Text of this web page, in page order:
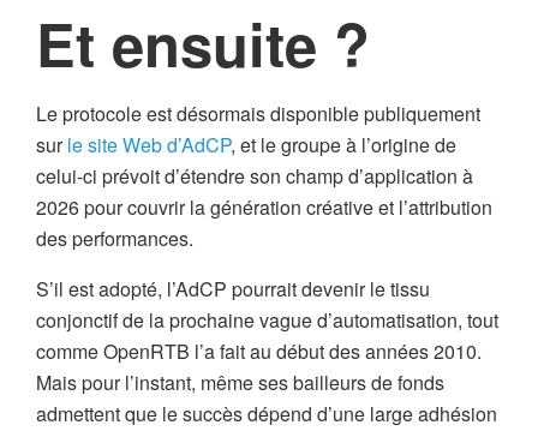
Et ensuite ?
Le protocole est désormais disponible publiquement
surle site Web d’AdCP, et le groupe à l’origine de
celui-ci prévoit d’étendre son champ d’application à
2026 pour couvrir la génération créative et l’attribution
des performances.
S’il est adopté, l’AdCP pourrait devenir le tissu
conjonctif de la prochaine vague d’automatisation, tout
comme OpenRTB l’a fait au début des années 2010.
Mais pour l’instant, même ses bailleurs de fonds
admettent que le succès dépend d’une large adhésion